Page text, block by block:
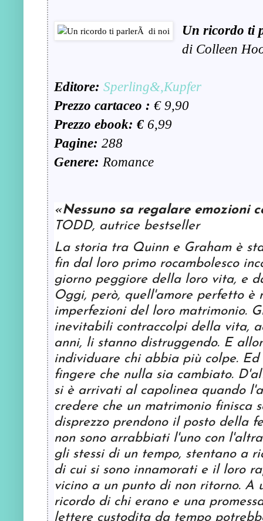
Un ricordo ti
di Colleen
Editore: Sperling&,Kupfer
Prezzo cartaceo : € 9,90
Prezzo ebook: € 6,99
Pagine: 288
Genere: Romance
«Nessuno sa regalare emozioni
TODD, autrice bestseller
La storia tra Quinn e Graham è
fin dal loro primo rocambolesco
giorno peggiore della loro vita, e
Oggi, però, quell'amore perfetto è
imperfezioni del loro matrimonio.
inevitabili contraccolpi della vita,
anni, li stanno distruggendo. E
individuare chi abbia più colpe.
fingere che nulla sia cambiato.
si è arrivati al capolinea quando
credere che un matrimonio finisca
disprezzo prendono il posto della
non sono arrabbiati l'uno con
gli stessi di un tempo, stentano a
di cui si sono innamorati e il loro
vicino a un punto di non ritorno. A
ricordo di chi erano e una
lettere custodita da tempo